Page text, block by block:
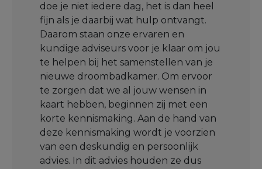
doe je niet iedere dag, het is dan heel
fijn als je daarbij wat hulp ontvangt.
Daarom staan onze ervaren en
kundige adviseurs voor je klaar om jou
te helpen bij het samenstellen van je
nieuwe droombadkamer. Om ervoor
te zorgen dat we al jouw wensen in
kaart hebben, beginnen zij met een
korte kennismaking. Aan de hand van
deze kennismaking wordt je voorzien
van een deskundig en persoonlijk
advies. In dit advies houden ze dus